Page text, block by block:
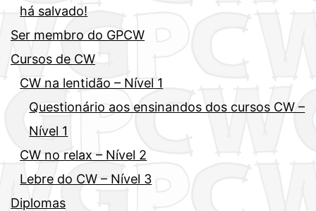
há salvado!
Ser membro do GPCW
Cursos de CW
CW na lentidão – Nível 1
Questionário aos ensinandos dos cursos CW –
Nível 1
CW no relax – Nível 2
Lebre do CW – Nível 3
Diplomas